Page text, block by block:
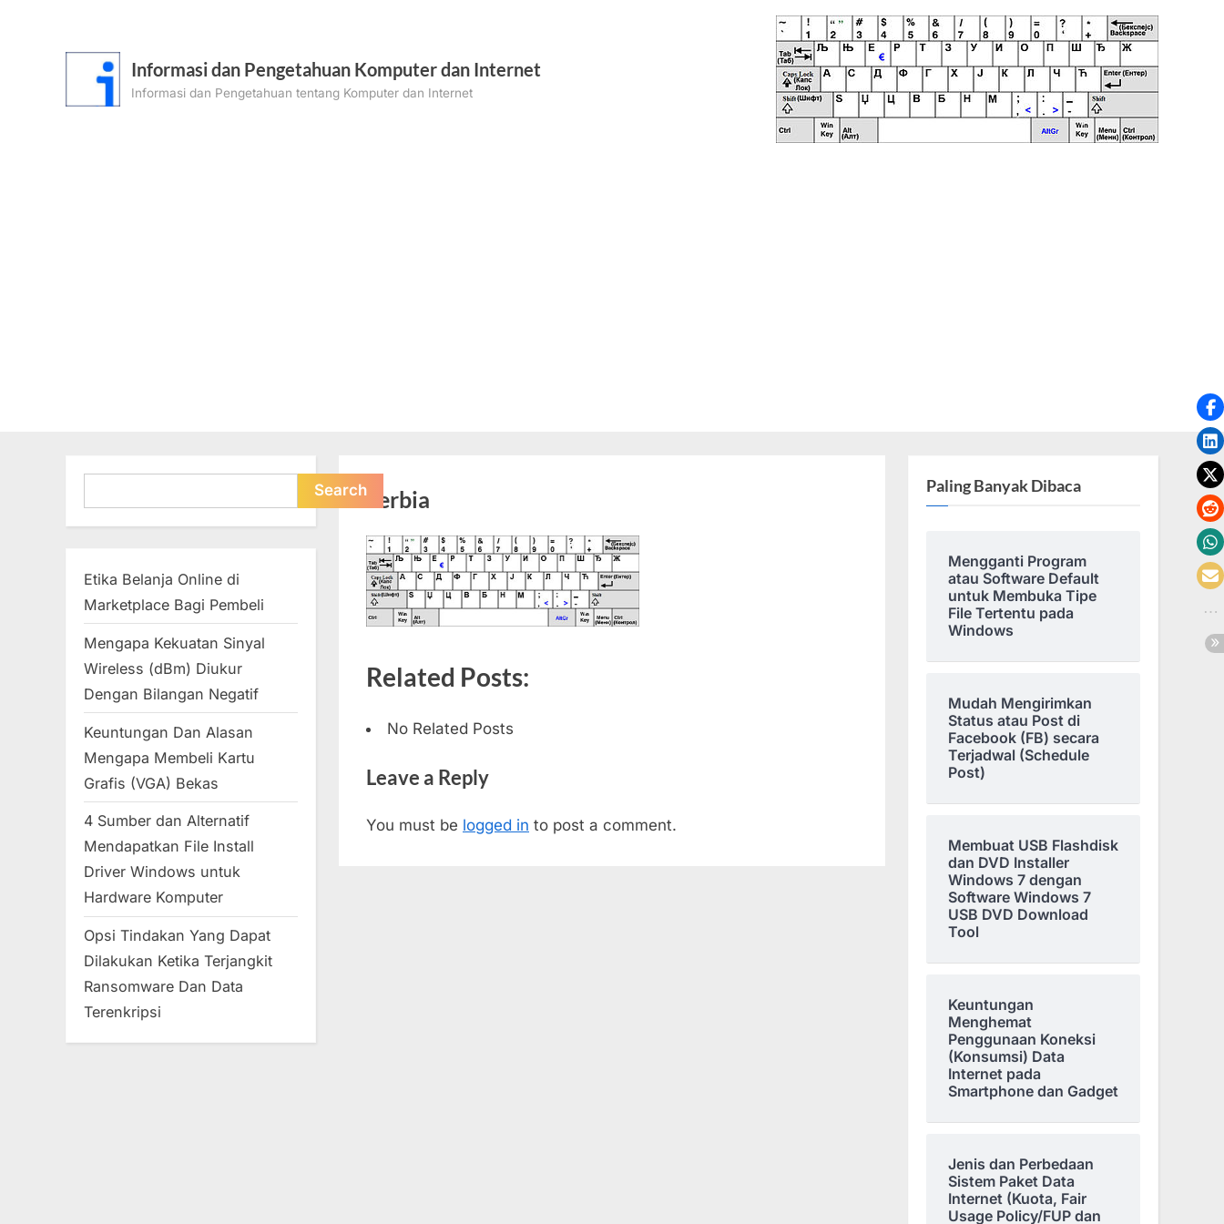
Informasi dan Pengetahuan Komputer dan Internet
Informasi dan Pengetahuan tentang Komputer dan Internet
Serbia
Related Posts:
No Related Posts
Leave a Reply
You must be logged in to post a comment.
Search
Etika Belanja Online di
Marketplace Bagi Pembeli
Mengapa Kekuatan Sinyal
Wireless (dBm) Diukur
Dengan Bilangan Negatif
Keuntungan Dan Alasan
Mengapa Membeli Kartu
Grafis (VGA) Bekas
4 Sumber dan Alternatif
Mendapatkan File Install
Driver Windows untuk
Hardware Komputer
Opsi Tindakan Yang Dapat
Dilakukan Ketika Terjangkit
Ransomware Dan Data
Terenkripsi
Paling Banyak Dibaca
Mengganti Program
atau Software Default
untuk Membuka Tipe
File Tertentu pada
Windows
Mudah Mengirimkan
Status atau Post di
Facebook (FB) secara
Terjadwal (Schedule
Post)
Membuat USB Flashdisk
dan DVD Installer
Windows 7 dengan
Software Windows 7
USB DVD Download
Tool
Keuntungan
Menghemat
Penggunaan Koneksi
(Konsumsi) Data
Internet pada
Smartphone dan Gadget
Jenis dan Perbedaan
Sistem Paket Data
Internet (Kuota, Fair
Usage Policy/FUP dan